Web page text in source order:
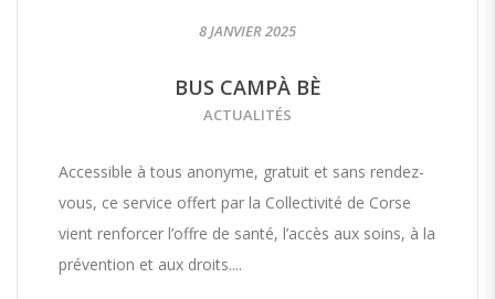
8 JANVIER 2025
BUS CAMPÀ BÈ
ACTUALITÉS
Accessible à tous anonyme, gratuit et sans rendez-
vous, ce service offert par la Collectivité de Corse
vient renforcer l’offre de santé, l’accès aux soins, à la
prévention et aux droits....